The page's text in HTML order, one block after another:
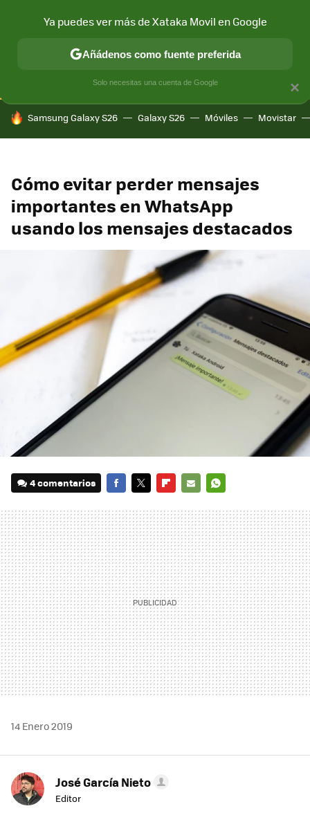
CONECTIVIDAD MÓVIL Y SOCIEDAD APLICACIONES
HOY SE HABLA DE
Samsung Galaxy S26 Galaxy S26 Móviles Movistar
Cómo evitar perder mensajes
importantes en WhatsApp
usando los mensajes destacados
4 comentarios
MAIL
14 Enero 2019
José García Nieto
Editor
×
Ya puedes ver más de Xataka Movil en Google
Añádenos como fuente preferida
Solo necesitas una cuenta de Google